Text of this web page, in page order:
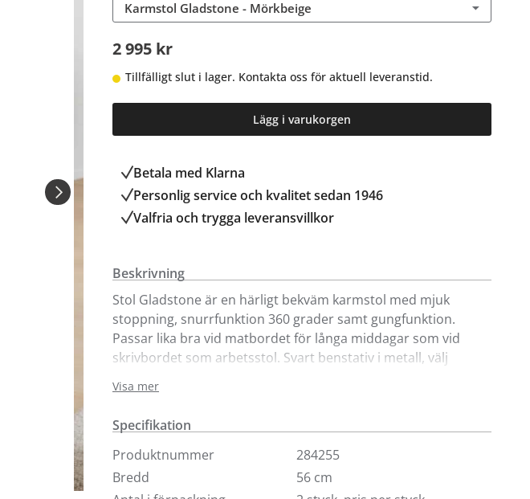
Karmstol Gladstone - Mörkbeige
2 995 kr
Tillfälligt slut i lager. Kontakta oss för aktuell leveranstid.
Lägg i varukorgen
Betala med Klarna
Personlig service och kvalitet sedan 1946
Valfria och trygga leveransvillkor
Beskrivning
Stol Gladstone är en härligt bekväm karmstol med mjuk
stoppning, snurrfunktion 360 grader samt gungfunktion.
Passar lika bra vid matbordet för långa middagar som vid
skrivbordet som arbetsstol. Svart benstativ i metall, välj
Säljs endast i 2-pack (pris/st).
Visa mer
Specifikation
Produktnummer
284255
Bredd
56 cm